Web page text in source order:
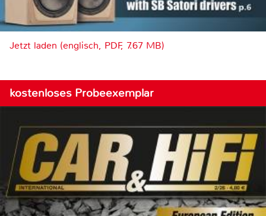
Jetzt laden (englisch, PDF, 7.67 MB)
kostenloses Probeexemplar